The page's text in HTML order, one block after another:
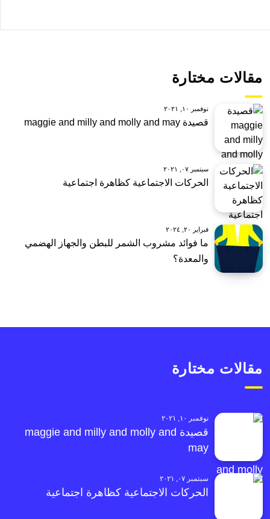
مقالات مختارة
نوفمبر ١٠, ٢٠٢١
قصيدة maggie and milly and molly and may
سبتمبر ٠٧, ٢٠٢١
الحركات الاجتماعية كظاهرة اجتماعية
فبراير ٢٠, ٢٠٢٤
ما فوائد مشروب الشمر للبطن والجهاز الهضمي
والمعدة؟
مقالات مختارة
نوفمبر ١٠, ٢٠٢١
قصيدة maggie and milly and molly and
may
سبتمبر ٠٧, ٢٠٢١
الحركات الاجتماعية كظاهرة اجتماعية